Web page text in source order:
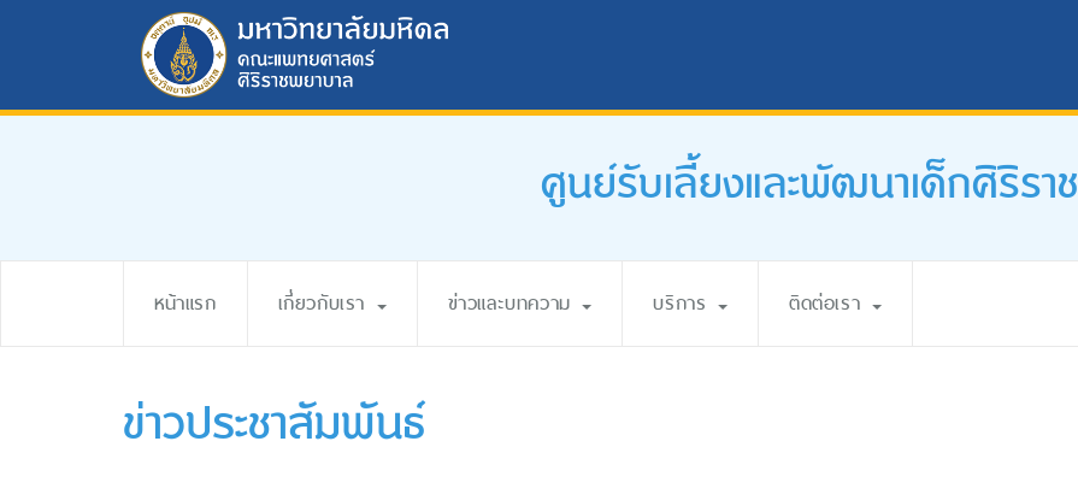
ศูนย์รับเลี้ยงและพัฒนาเด็กศิริราช
หน้าแรก เกี่ยวกับเรา ข่าวและบทความ บริการ ติดต่อเรา
ข่าวประชาสัมพันธ์